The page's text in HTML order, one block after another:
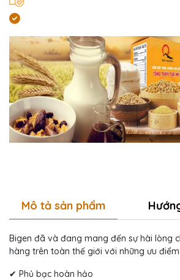
Mô tả sản phẩm
Bigen đã và đang mang đến sự hài lòng
hàng trên toàn thế giới với những ưu
✔ Phủ bạc hoàn hảo